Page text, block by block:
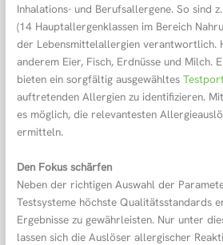
Inhalations- und Berufsallergene. So sind
(14 Hauptallergenklassen im Bereich
der Lebensmittelallergien verantwortlich.
anderem Eier, Fisch, Erdnüsse und Milch.
bieten ein sorgfältig ausgewähltes
auftretenden Allergien zu identifizieren.
es möglich, die relevantesten
ermitteln.
Den Fokus schärfen
Neben der richtigen Auswahl der
Testsysteme höchste Qualitätsstandards
Ergebnisse zu gewährleisten. Nur unter
lassen sich die Auslöser allergischer